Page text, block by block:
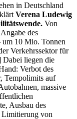
in Deutschland
Verena Ludewig
Von
des
um 10 Mio. Tonnen
Verkehrssektor für
Dabei liegen die
Verbot des
Tempolimits auf
massive
Ausbau des
Limitierung von